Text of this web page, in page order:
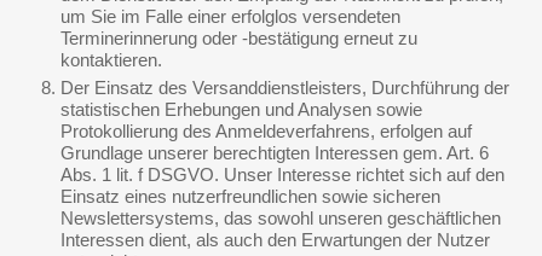
um Sie im Falle einer erfolglos versendeten
Terminerinnerung oder -bestätigung erneut zu
kontaktieren.
Der Einsatz des Versanddienstleisters, Durchführung der
statistischen Erhebungen und Analysen sowie
Protokollierung des Anmeldeverfahrens, erfolgen auf
Grundlage unserer berechtigten Interessen gem. Art. 6
Abs. 1 lit. f DSGVO. Unser Interesse richtet sich auf den
Einsatz eines nutzerfreundlichen sowie sicheren
Newslettersystems, das sowohl unseren geschäftlichen
Interessen dient, als auch den Erwartungen der Nutzer